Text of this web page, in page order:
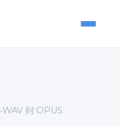
•WAV 到 OPUS